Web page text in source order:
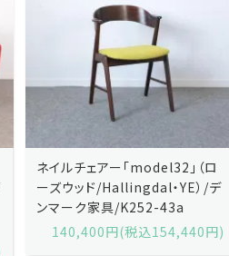
ネイルチェアー「model32」（ロ
ーズウッド/Hallingdal・BL）/デ
ンマーク家具/K252-43b
140,400円(税込154,440円)